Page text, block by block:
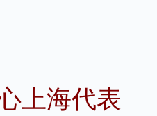
上海代表